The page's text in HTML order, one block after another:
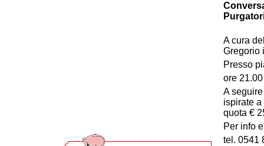
A cura
Gregorio
Presso
ore 21.00
A
ispirate
quota €
Per info
tel. 0541